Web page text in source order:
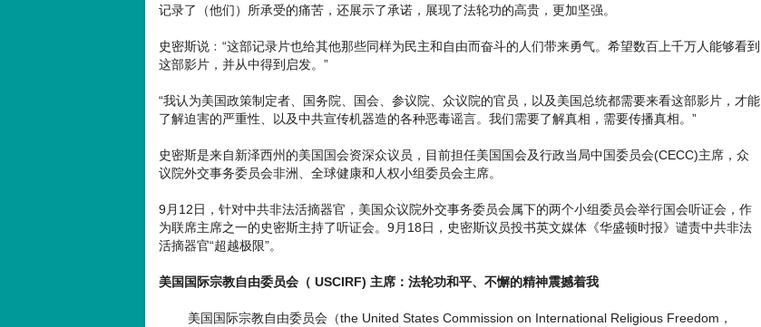
记录了（他们）所承受的痛苦，还展示了承诺，展现了法轮功的高贵，更加坚强。
史密斯说﹕“这部记录片也给其他那些同样为民主和自由而奋斗的人们带来勇气。希望数百上千万人能够看到
这部影片，并从中得到启发。”
“我认为美国政策制定者、国务院、国会、参议院、众议院的官员，以及美国总统都需要来看这部影片，才能
了解迫害的严重性、以及中共宣传机器造的各种恶毒谣言。我们需要了解真相，需要传播真相。”
史密斯是来自新泽西州的美国国会资深众议员，目前担任美国国会及行政当局中国委员会(CECC)主席，众
议院外交事务委员会非洲、全球健康和人权小组委员会主席。
9月12日，针对中共非法活摘器官，美国众议院外交事务委员会属下的两个小组委员会举行国会听证会，作
为联席主席之一的史密斯主持了听证会。9月18日，史密斯议员投书英文媒体《华盛顿时报》谴责中共非法
活摘器官“超越极限”。
美国国际宗教自由委员会（ USCIRF) 主席：法轮功和平、不懈的精神震撼着我
美国国际宗教自由委员会（the United States Commission on International Religious Freedom，